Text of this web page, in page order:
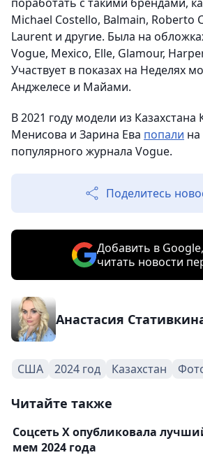
Michael Costello, Balmain, Roberto
Laurent и другие. Была на
Vogue, Mexico, Elle, Glamour,
Участвует в показах на Неделях
Анджелесе и Майами.
В 2021 году модели из Казахстана
Менисова и Зарина Ева попали на
популярного журнала Vogue.
Поделитесь
Добавить в
читать новости
Анастасия
США 2024 год Казахстан
Читайте также
Соцсеть X опубликовала
мем 2024 года